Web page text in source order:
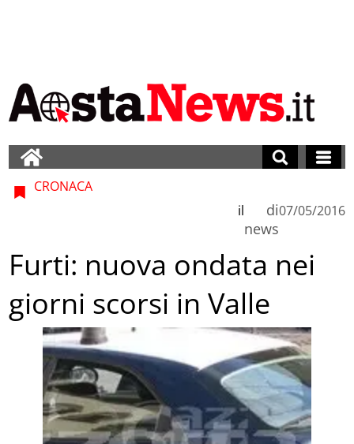
CRONACA
di
news
il 07/05/2016
Furti: nuova ondata nei
giorni scorsi in Valle